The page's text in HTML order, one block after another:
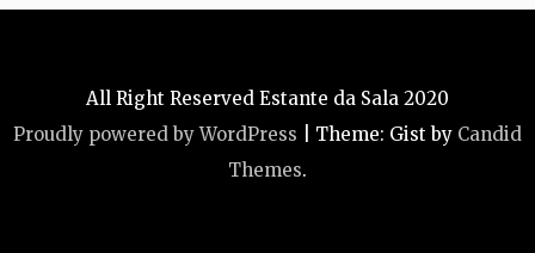
All Right Reserved Estante da Sala 2020
Proudly powered by WordPress
Theme: Gist by Candid
Themes.